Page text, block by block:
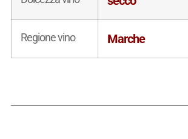
Regione vino Marche